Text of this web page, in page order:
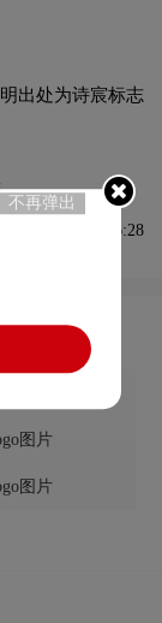
出处为诗宸标志
。
2022-10-06 08:46:28
图片
图片
不再弹出